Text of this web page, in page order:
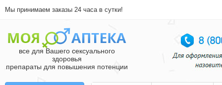
Мы принимаем заказы 24 часа в сутки!
все для Вашего сексуального
здоровья
препараты для повышения потенции